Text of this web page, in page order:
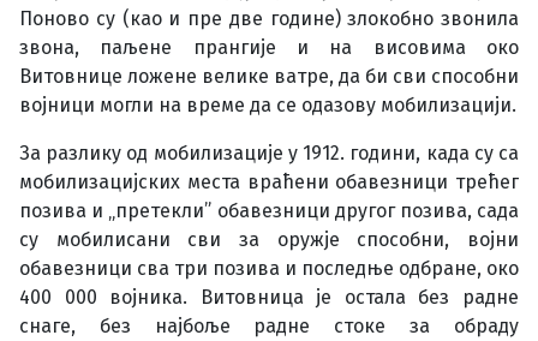
Поново су (као и пре две године) злокобно звонила
звона, паљене прангије и на висовима око
Витовнице ложене велике ватре, да би сви способни
војници могли на време да се одазову мобилизацији.
За разлику од мобилизације у 1912. години, када су са
мобилизацијских места враћени обавезници трећег
позива и „претекли” обавезници другог позива, сада
су мобилисани сви за оружје способни, војни
обавезници сва три позива и последње одбране, око
400 000 војника. Витовница је остала без радне
снаге, без најбоље радне стоке за обраду